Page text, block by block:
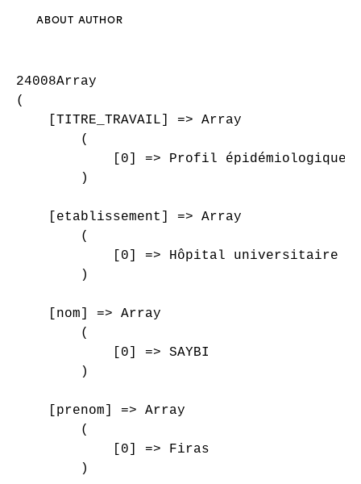
ABOUT AUTHOR
24008Array
(
    [TITRE_TRAVAIL] => Array
        (
[0] => Profil épidémiologique
        )
    [etablissement] => Array
        (
[0] => Hôpital universitaire
        )
    [nom] => Array
        (
            [0] => SAYBI
        )
    [prenom] => Array
        (
            [0] => Firas
        )